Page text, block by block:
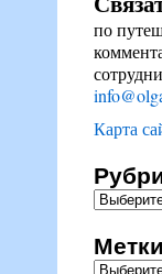
по
Карта
Метки